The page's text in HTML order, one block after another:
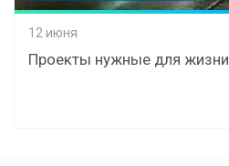
12 июня
Проекты нужные для жизни